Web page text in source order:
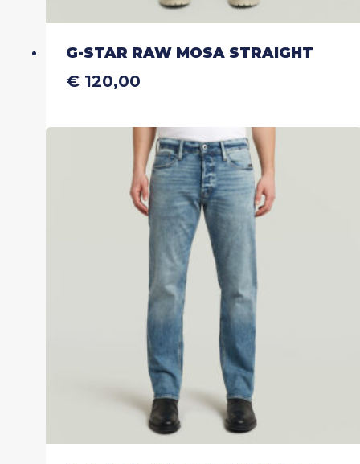
G-STAR RAW MOSA STRAIGHT
€120,00
meerdere
variaties.
Deze
optie
kan
gekozen
worden
op
de
productpagina